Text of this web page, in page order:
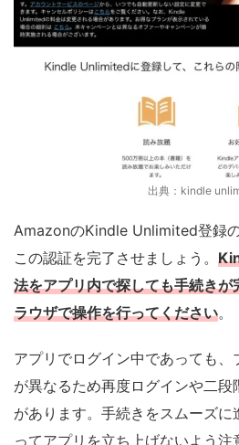
出典：kindle
AmazonのKindle Unlimited登録
この認証を完了させましょう。
法をアプリ内で探しても手続き
ラウザで操作を行ってください。
アプリでログイン中であっても
が異なるため再度ログインや二
があります。手続きをスムーズ
ってアプリを立ち上げないよう注